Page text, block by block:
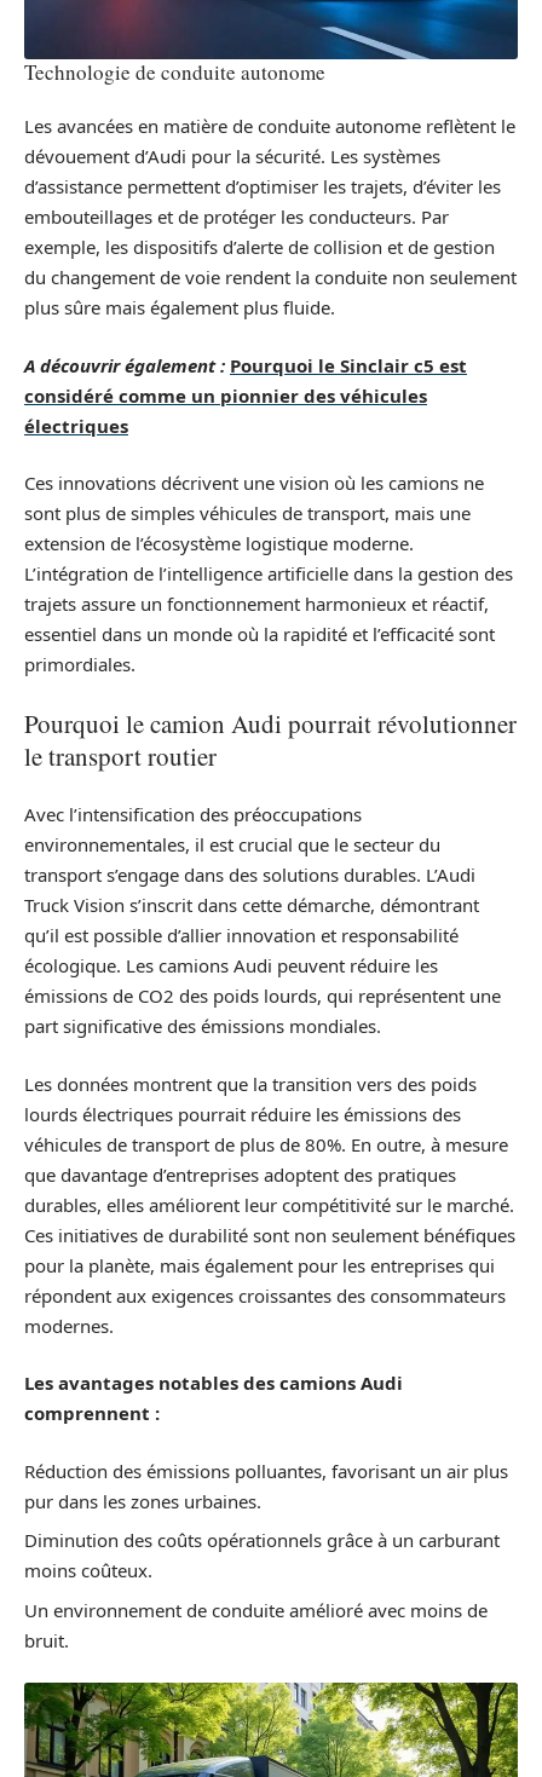
Technologie de conduite autonome
Les avancées en matière de conduite autonome reflètent le
dévouement d’Audi pour la sécurité. Les systèmes
d’assistance permettent d’optimiser les trajets, d’éviter les
embouteillages et de protéger les conducteurs. Par
exemple, les dispositifs d’alerte de collision et de gestion
du changement de voie rendent la conduite non seulement
plus sûre mais également plus fluide.
A découvrir également : Pourquoi le Sinclair c5 est
considéré comme un pionnier des véhicules
électriques
Ces innovations décrivent une vision où les camions ne
sont plus de simples véhicules de transport, mais une
extension de l’écosystème logistique moderne.
L’intégration de l’intelligence artificielle dans la gestion des
trajets assure un fonctionnement harmonieux et réactif,
essentiel dans un monde où la rapidité et l’efficacité sont
primordiales.
Pourquoi le camion Audi pourrait révolutionner
le transport routier
Avec l’intensification des préoccupations
environnementales, il est crucial que le secteur du
transport s’engage dans des solutions durables. L’Audi
Truck Vision s’inscrit dans cette démarche, démontrant
qu’il est possible d’allier innovation et responsabilité
écologique. Les camions Audi peuvent réduire les
émissions de CO2 des poids lourds, qui représentent une
part significative des émissions mondiales.
Les données montrent que la transition vers des poids
lourds électriques pourrait réduire les émissions des
véhicules de transport de plus de 80%. En outre, à mesure
que davantage d’entreprises adoptent des pratiques
durables, elles améliorent leur compétitivité sur le marché.
Ces initiatives de durabilité sont non seulement bénéfiques
pour la planète, mais également pour les entreprises qui
répondent aux exigences croissantes des consommateurs
modernes.
Les avantages notables des camions Audi
comprennent :
Réduction des émissions polluantes, favorisant un air plus
pur dans les zones urbaines.
Diminution des coûts opérationnels grâce à un carburant
moins coûteux.
Un environnement de conduite amélioré avec moins de
bruit.